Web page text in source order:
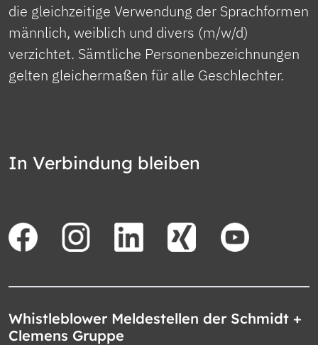
die gleichzeitige Verwendung der Sprachformen
männlich, weiblich und divers (m/w/d)
verzichtet. Sämtliche Personenbezeichnungen
gelten gleichermaßen für alle Geschlechter.
In Verbindung bleiben
Whistleblower Meldestellen der Schmidt +
Clemens Gruppe